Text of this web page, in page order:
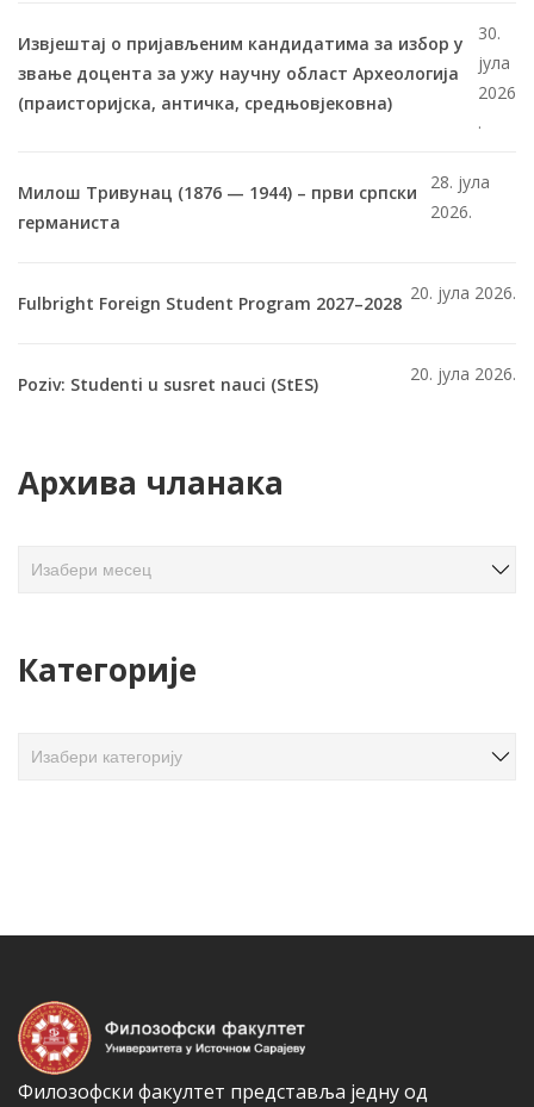
Извјештај о пријављеним кандидатима за избор у
звање доцента за ужу научну област Археологија
(праисторијска, античка, средњовјековна)
30.
јула
2026
.
Милош Тривунац (1876 — 1944) – први српски
германиста
28. јула
2026.
Fulbright Foreign Student Program 2027–2028 20. јула 2026.
Poziv: Studenti u susret nauci (StES) 20. јула 2026.
Архива чланака
в
Категорије
Филозофски факултет представља једну од